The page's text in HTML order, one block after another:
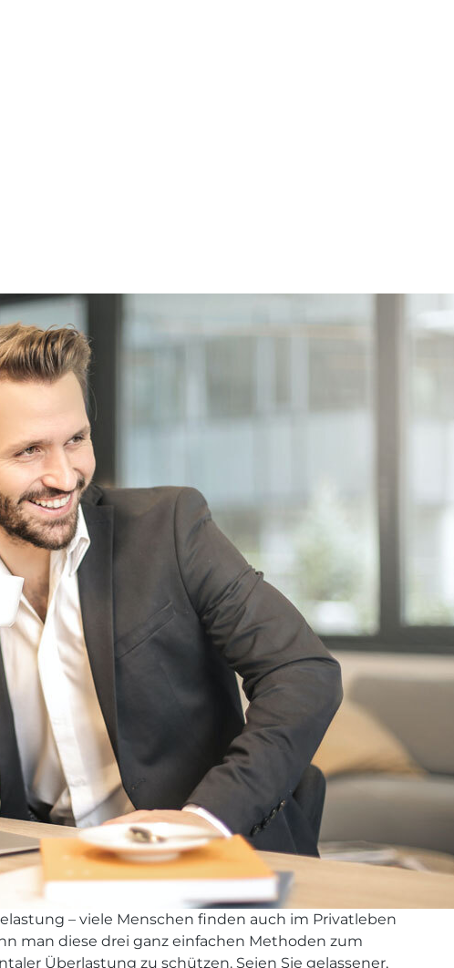
– viele Menschen finden auch im Privatleben
man diese drei ganz einfachen Methoden zum
Überlastung zu schützen. Seien Sie gelassener,